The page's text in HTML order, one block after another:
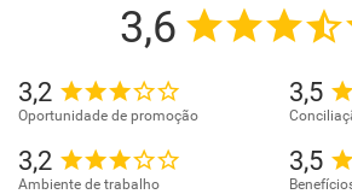
3,6
3,2
Oportunidade de promoção
3,5
3,2
Ambiente de trabalho
3,5